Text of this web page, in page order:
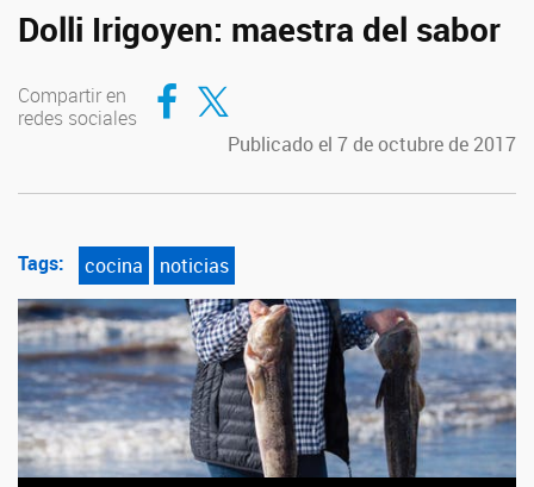
Dolli Irigoyen: maestra del sabor
Compartir en
redes sociales
Compartir en Facebook
Compartir en Twitter
Publicado el 7 de octubre de 2017
Tags: cocina noticias